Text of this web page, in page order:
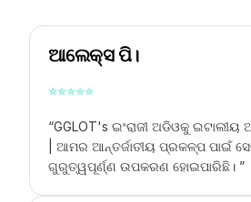
ଆଲେକ୍ସ ପି।
⭐⭐⭐⭐⭐
“GGLOT'sଇଂରାଜୀ ଅଡିଓକୁ ଇଟାଲୀୟ
|ଆମର ଆନ୍ତର୍ଜାତୀୟ ପ୍ରକଳ୍ପ ପାଇଁ
ଗୁରୁତ୍ୱପୂର୍ଣ୍ଣ ଉପକରଣ ହୋଇପାରିଛି। ”